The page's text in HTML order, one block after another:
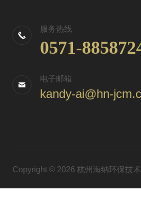
服务热线
0571-
电子邮箱
kandy-ai@hn-
Copyright © 2026 杭州海纳环保技